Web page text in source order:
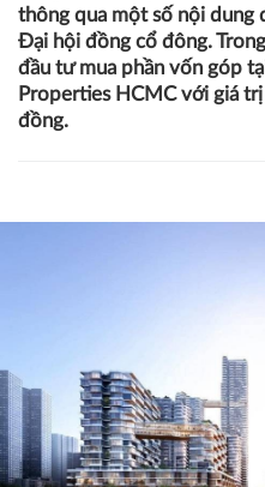
thông qua một số nội dung
Đại hội đồng cổ đông.
đầu tư mua phần vốn góp
Properties HCMC với giá
đồng.